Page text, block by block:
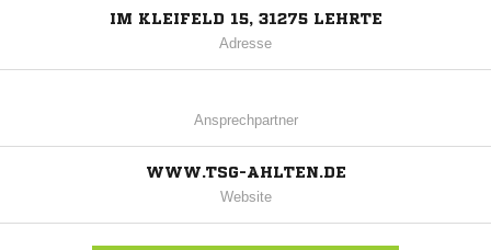
IM KLEIFELD 15, 31275 LEHRTE
Adresse
Ansprechpartner
WWW.TSG-AHLTEN.DE
Website